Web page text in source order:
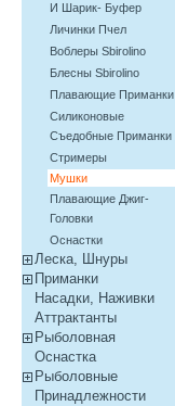
И Шарик- Буфер
Личинки Пчел
Воблеры Sbirolino
Блесны Sbirolino
Плавающие Приманки
Силиконовые
Съедобные Приманки
Cтримеры
Мушки
Плавающие Джиг-
Головки
Оснастки
Леска, Шнуры
Приманки
Насадки, Наживки
Aттрактанты
Рыболовная
Оснастка
Рыболовные
Принадлежности
Смотреть